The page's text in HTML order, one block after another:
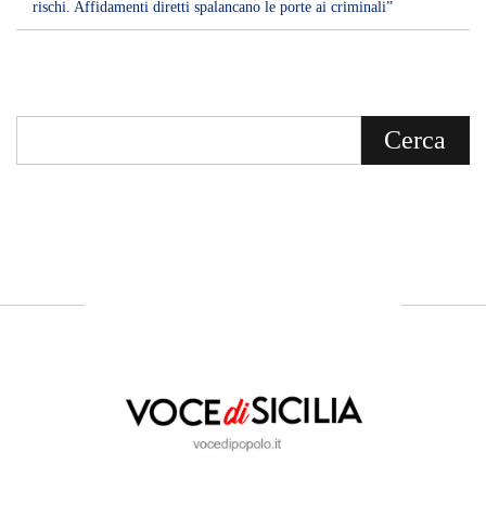
rischi. Affidamenti diretti spalancano le porte ai criminali”